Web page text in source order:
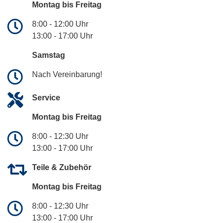
Montag bis Freitag
8:00 - 12:00 Uhr
13:00 - 17:00 Uhr
Samstag
Nach Vereinbarung!
Service
Montag bis Freitag
8:00 - 12:30 Uhr
13:00 - 17:00 Uhr
Teile & Zubehör
Montag bis Freitag
8:00 - 12:30 Uhr
13:00 - 17:00 Uhr